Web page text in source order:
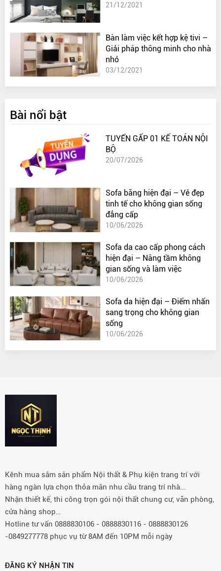
21/12/2021
Bàn làm việc kết hợp kệ tivi –
Giải pháp thông minh cho nhà
nhỏ
03/12/2021
Bài nổi bật
TUYỂN GẤP 01 KẾ TOÁN NỘI
BỘ
20/07/2026
Sofa băng hiện đại – Vẻ đẹp
tinh tế cho không gian sống
đẳng cấp
10/06/2026
Sofa da cao cấp phong cách
hiện đại – Nâng tầm không
gian sống và làm việc
10/06/2026
Sofa da hiện đại – Điểm nhấn
sang trọng cho không gian
sống
10/06/2026
Kênh mua sắm sản phẩm Nội thất & Phụ kiện trang trí với
hàng ngàn lựa chọn thỏa mãn nhu cầu trang trí nhà...
Nhận thiết kế, thi công trọn gói nội thất chung cư, văn phòng,
cửa hàng shop…
Hotline tư vấn 0888830106 - 0888830116 - 0888830126
-0849277778 phục vụ từ 8AM đến 10PM mỗi ngày
ĐĂNG KÝ NHẬN TIN